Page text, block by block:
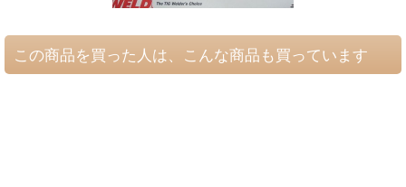
この商品を買った人は、こんな商品も買っています